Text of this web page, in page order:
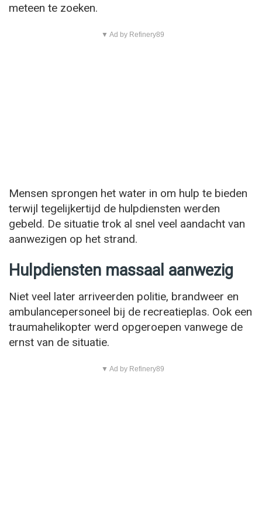
meteen te zoeken.
▼ Ad by Refinery89
Mensen sprongen het water in om hulp te bieden
terwijl tegelijkertijd de hulpdiensten werden
gebeld. De situatie trok al snel veel aandacht van
aanwezigen op het strand.
Hulpdiensten massaal aanwezig
Niet veel later arriveerden politie, brandweer en
ambulancepersoneel bij de recreatieplas. Ook een
traumahelikopter werd opgeroepen vanwege de
ernst van de situatie.
▼ Ad by Refinery89